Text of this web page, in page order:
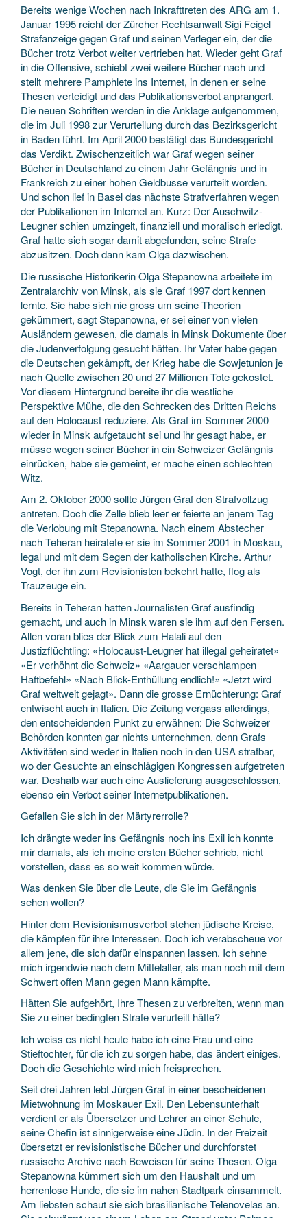
Bereits wenige Wochen nach Inkrafttreten des ARG am 1.
Januar 1995 reicht der Zürcher Rechtsanwalt Sigi Feigel
Strafanzeige gegen Graf und seinen Verleger ein, der die
Bücher trotz Verbot weiter vertrieben hat. Wieder geht Graf
in die Offensive, schiebt zwei weitere Bücher nach und
stellt mehrere Pamphlete ins Internet, in denen er seine
Thesen verteidigt und das Publikationsverbot anprangert.
Die neuen Schriften werden in die Anklage aufgenommen,
die im Juli 1998 zur Verurteilung durch das Bezirksgericht
in Baden führt. Im April 2000 bestätigt das Bundesgericht
das Verdikt. Zwischenzeitlich war Graf wegen seiner
Bücher in Deutschland zu einem Jahr Gefängnis und in
Frankreich zu einer hohen Geldbusse verurteilt worden.
Und schon lief in Basel das nächste Strafverfahren wegen
der Publikationen im Internet an. Kurz: Der Auschwitz-
Leugner schien umzingelt, finanziell und moralisch erledigt.
Graf hatte sich sogar damit abgefunden, seine Strafe
abzusitzen. Doch dann kam Olga dazwischen.
Die russische Historikerin Olga Stepanowna arbeitete im
Zentralarchiv von Minsk, als sie Graf 1997 dort kennen
lernte. Sie habe sich nie gross um seine Theorien
gekümmert, sagt Stepanowna, er sei einer von vielen
Ausländern gewesen, die damals in Minsk Dokumente über
die Judenverfolgung gesucht hätten. Ihr Vater habe gegen
die Deutschen gekämpft, der Krieg habe die Sowjetunion je
nach Quelle zwischen 20 und 27 Millionen Tote gekostet.
Vor diesem Hintergrund bereite ihr die westliche
Perspektive Mühe, die den Schrecken des Dritten Reichs
auf den Holocaust reduziere. Als Graf im Sommer 2000
wieder in Minsk aufgetaucht sei und ihr gesagt habe, er
müsse wegen seiner Bücher in ein Schweizer Gefängnis
einrücken, habe sie gemeint, er mache einen schlechten
Witz.
Am 2. Oktober 2000 sollte Jürgen Graf den Strafvollzug
antreten. Doch die Zelle blieb leer er feierte an jenem Tag
die Verlobung mit Stepanowna. Nach einem Abstecher
nach Teheran heiratete er sie im Sommer 2001 in Moskau,
legal und mit dem Segen der katholischen Kirche. Arthur
Vogt, der ihn zum Revisionisten bekehrt hatte, flog als
Trauzeuge ein.
Bereits in Teheran hatten Journalisten Graf ausfindig
gemacht, und auch in Minsk waren sie ihm auf den Fersen.
Allen voran blies der Blick zum Halali auf den
Justizflüchtling: «Holocaust-Leugner hat illegal geheiratet»
«Er verhöhnt die Schweiz» «Aargauer verschlampen
Haftbefehl» «Nach Blick-Enthüllung endlich!» «Jetzt wird
Graf weltweit gejagt». Dann die grosse Ernüchterung: Graf
entwischt auch in Italien. Die Zeitung vergass allerdings,
den entscheidenden Punkt zu erwähnen: Die Schweizer
Behörden konnten gar nichts unternehmen, denn Grafs
Aktivitäten sind weder in Italien noch in den USA strafbar,
wo der Gesuchte an einschlägigen Kongressen aufgetreten
war. Deshalb war auch eine Auslieferung ausgeschlossen,
ebenso ein Verbot seiner Internetpublikationen.
Gefallen Sie sich in der Märtyrerrolle?
Ich drängte weder ins Gefängnis noch ins Exil ich konnte
mir damals, als ich meine ersten Bücher schrieb, nicht
vorstellen, dass es so weit kommen würde.
Was denken Sie über die Leute, die Sie im Gefängnis
sehen wollen?
Hinter dem Revisionismusverbot stehen jüdische Kreise,
die kämpfen für ihre Interessen. Doch ich verabscheue vor
allem jene, die sich dafür einspannen lassen. Ich sehne
mich irgendwie nach dem Mittelalter, als man noch mit dem
Schwert offen Mann gegen Mann kämpfte.
Hätten Sie aufgehört, Ihre Thesen zu verbreiten, wenn man
Sie zu einer bedingten Strafe verurteilt hätte?
Ich weiss es nicht heute habe ich eine Frau und eine
Stieftochter, für die ich zu sorgen habe, das ändert einiges.
Doch die Geschichte wird mich freisprechen.
Seit drei Jahren lebt Jürgen Graf in einer bescheidenen
Mietwohnung im Moskauer Exil. Den Lebensunterhalt
verdient er als Übersetzer und Lehrer an einer Schule,
seine Chefin ist sinnigerweise eine Jüdin. In der Freizeit
übersetzt er revisionistische Bücher und durchforstet
russische Archive nach Beweisen für seine Thesen. Olga
Stepanowna kümmert sich um den Haushalt und um
herrenlose Hunde, die sie im nahen Stadtpark einsammelt.
Am liebsten schaut sie sich brasilianische Telenovelas an.